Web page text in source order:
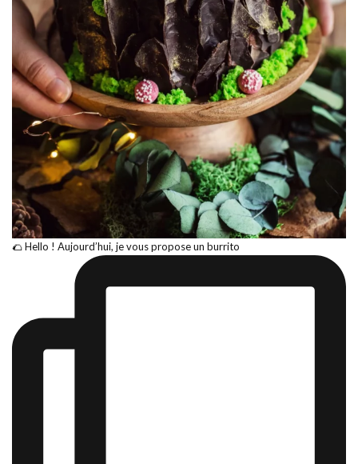
🌮 Hello ! Aujourd’hui, je vous propose un burrito